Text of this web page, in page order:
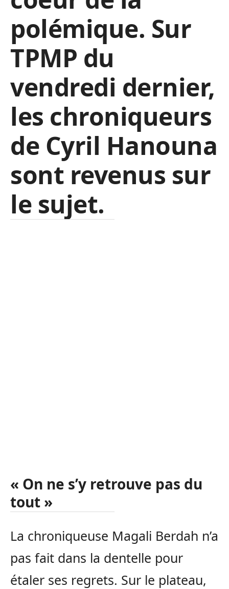
polémique. Sur
TPMP du
vendredi dernier,
les chroniqueurs
de Cyril Hanouna
sont revenus sur
le sujet.
« On ne s’y retrouve pas du
tout »
La chroniqueuse Magali Berdah n’a
pas fait dans la dentelle pour
étaler ses regrets. Sur le plateau,